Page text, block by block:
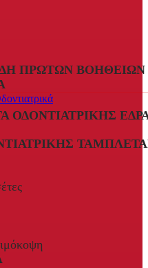
ΠΡΏΤΩΝ ΒΟΗΘΕΙΏΝ
ΟΔΟΝΤΙΑΤΡΙΚΉΣ